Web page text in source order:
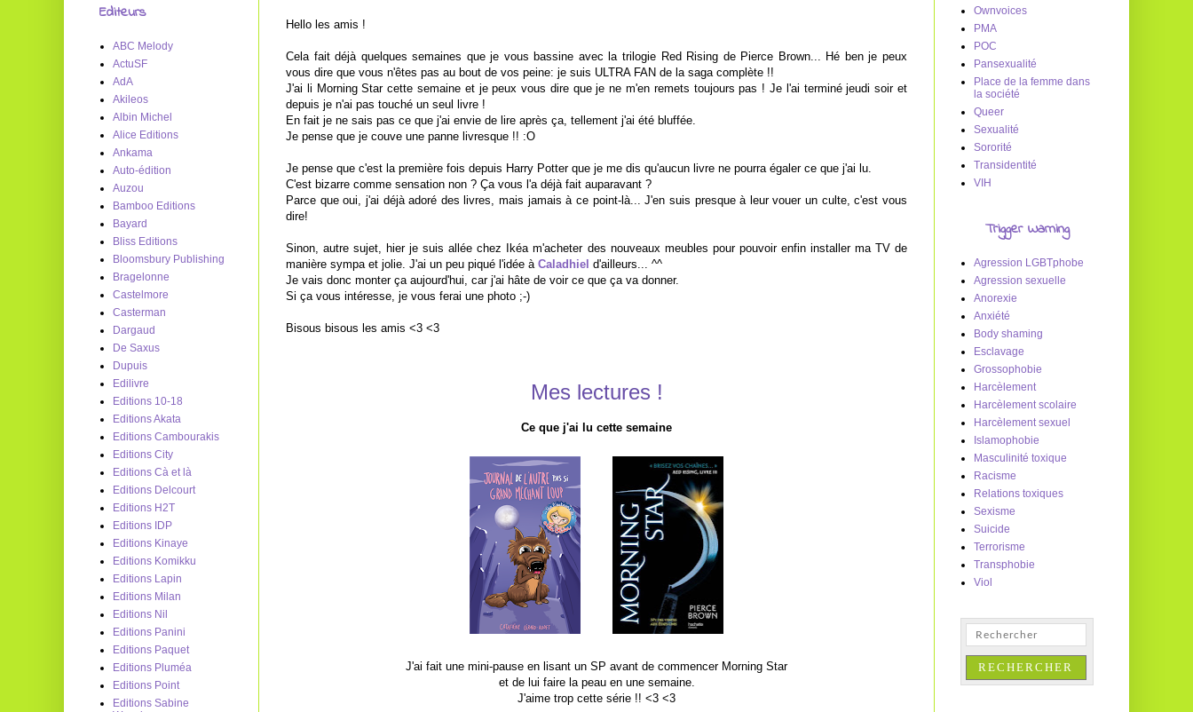
Hello les amis !
Cela fait déjà quelques semaines que je vous bassine avec la trilogie Red Rising de Pierce Brown... Hé ben je peux
vous dire que vous n'êtes pas au bout de vos peine: je suis ULTRA FAN de la saga complète !!
J'ai li Morning Star cette semaine et je peux vous dire que je ne m'en remets toujours pas ! Je l'ai terminé jeudi soir et
depuis je n'ai pas touché un seul livre !
En fait je ne sais pas ce que j'ai envie de lire après ça, tellement j'ai été bluffée.
Je pense que je couve une panne livresque !! :O
Je pense que c'est la première fois depuis Harry Potter que je me dis qu'aucun livre ne pourra égaler ce que j'ai lu.
C'est bizarre comme sensation non ? Ça vous l'a déjà fait auparavant ?
Parce que oui, j'ai déjà adoré des livres, mais jamais à ce point-là... J'en suis presque à leur vouer un culte, c'est vous
dire!
Sinon, autre sujet, hier je suis allée chez Ikéa m'acheter des nouveaux meubles pour pouvoir enfin installer ma TV de
manière sympa et jolie. J'ai un peu piqué l'idée à Caladhiel d'ailleurs... ^^
Je vais donc monter ça aujourd'hui, car j'ai hâte de voir ce que ça va donner.
Si ça vous intéresse, je vous ferai une photo ;-)
Bisous bisous les amis <3 <3
Mes lectures !
Ce que j'ai lu cette semaine
J'ai fait une mini-pause en lisant un SP avant de commencer Morning Star
et de lui faire la peau en une semaine.
J'aime trop cette série !! <3 <3
Editeurs
ABC Melody
ActuSF
AdA
Akileos
Albin Michel
Alice Editions
Ankama
Auto-édition
Auzou
Bamboo Editions
Bayard
Bliss Editions
Bloomsbury Publishing
Bragelonne
Castelmore
Casterman
Dargaud
De Saxus
Dupuis
Edilivre
Editions 10-18
Editions Akata
Editions Cambourakis
Editions City
Editions Cà et là
Editions Delcourt
Editions H2T
Editions IDP
Editions Kinaye
Editions Komikku
Editions Lapin
Editions Milan
Editions Nil
Editions Panini
Editions Paquet
Editions Pluméa
Editions Point
Editions Sabine
Ownvoices
PMA
POC
Pansexualité
Place de la femme dans
la société
Queer
Sexualité
Sororité
Transidentité
VIH
Trigger Warning
Agression LGBTphobe
Agression sexuelle
Anorexie
Anxiété
Body shaming
Esclavage
Grossophobie
Harcèlement
Harcèlement scolaire
Harcèlement sexuel
Islamophobie
Masculinité toxique
Racisme
Relations toxiques
Sexisme
Suicide
Terrorisme
Transphobie
Viol